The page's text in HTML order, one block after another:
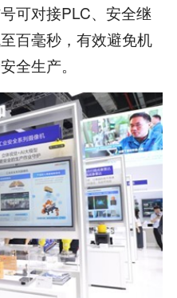
可对接PLC、安全继
百毫秒，有效避免机
全生产。